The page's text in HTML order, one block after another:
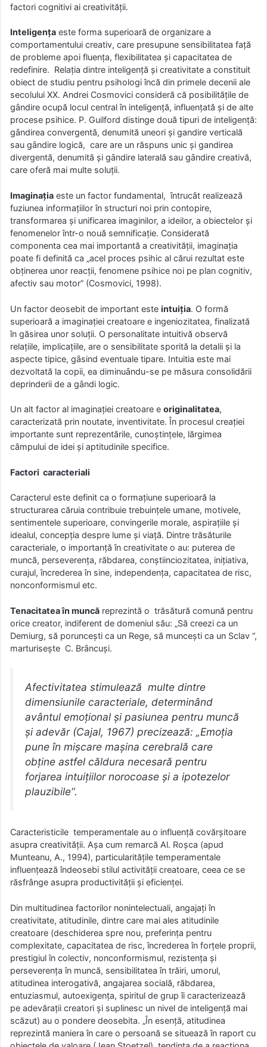
factori cognitivi ai creativităţii.
Inteligenţa este forma superioară de organizare a
comportamentului creativ, care presupune sensibilitatea faţă
de probleme apoi fluenţa, flexibilitatea şi capacitatea de
redefinire. Relația dintre inteligențӑ și creativitate a constituit
obiect de studiu pentru psihologi încӑ din primele decenii ale
secolului XX. Andrei Cosmovici considerӑ cӑ posibilitӑțile de
gȃndire ocupӑ locul central în inteligențӑ, influențatӑ și de alte
procese psihice. P. Guilford distinge douӑ tipuri de inteligențӑ:
gȃndirea convergentӑ, denumitӑ uneori și gandire verticalӑ
sau gȃndire logicӑ, care are un rӑspuns unic și gandirea
divergentӑ, denumitӑ și gȃndire lateralӑ sau gȃndire creativӑ,
care oferӑ mai multe soluții.
Imaginaţia este un factor fundamental, întrucât realizează
fuziunea informaţiilor în structuri noi prin contopire,
transformarea şi unificarea imaginilor, a ideilor, a obiectelor şi
fenomenelor într-o nouă semnificaţie. Consideratӑ
componenta cea mai importantӑ a creativitӑții, imaginația
poate fi definitӑ ca „acel proces psihic al cӑrui rezultat este
obținerea unor reacții, fenomene psihice noi pe plan cognitiv,
afectiv sau motor” (Cosmovici, 1998).
Un factor deosebit de important este intuiţia. O formӑ
superioară a imaginaţiei creatoare e ingeniozitatea, finalizată
în găsirea unor soluţii. O personalitate intuitivӑ observӑ
relațiile, implicațiile, are o sensibilitate sporitӑ la detalii și la
aspecte tipice, gȃsind eventuale tipare. Intuitia este mai
dezvoltatӑ la copii, ea diminuȃndu-se pe mӑsura consolidӑrii
deprinderii de a gȃndi logic.
Un alt factor al imaginaţiei creatoare e originalitatea,
caracterizată prin noutate, inventivitate. În procesul creaţiei
importante sunt reprezentările, cunoştinţele, lărgimea
câmpului de idei şi aptitudinile specifice.
Factori caracteriali
Caracterul este definit ca o formațiune superioarӑ la
structurarea cӑruia contribuie trebuințele umane, motivele,
sentimentele superioare, convingerile morale, aspirațiile și
idealul, concepția despre lume și viațӑ. Dintre trӑsӑturile
caracteriale, o importanțӑ în creativitate o au: puterea de
muncӑ, perseverența, rӑbdarea, conștiinciozitatea, inițiativa,
curajul, încrederea în sine, independența, capacitatea de risc,
nonconformismul etc.
Tenacitatea în muncӑ reprezintӑ o trӑsӑturӑ comunӑ pentru
orice creator, indiferent de domeniul sӑu: „Sӑ creezi ca un
Demiurg, sӑ poruncești ca un Rege, sӑ muncești ca un Sclav “,
marturisește C. Brȃncuși.
Afectivitatea stimulează multe dintre
dimensiunile caracteriale, determinând
avântul emoțional și pasiunea pentru muncă
și adevăr (Cajal, 1967) precizează: „Emoția
pune în mișcare mașina cerebrală care
obține astfel căldura necesară pentru
forjarea intuițiilor norocoase și a ipotezelor
plauzibile“.
Caracteristicile temperamentale au o influență covărșitoare
asupra creativității. Așa cum remarcă Al. Roșca (apud
Munteanu, A., 1994), particularitățile temperamentale
influențează îndeosebi stilul activității creatoare, ceea ce se
răsfrânge asupra productivității și eficienței.
Din multitudinea factorilor nonintelectuali, angajați în
creativitate, atitudinile, dintre care mai ales atitudinile
creatoare (deschiderea spre nou, preferința pentru
complexitate, capacitatea de risc, încrederea în forțele proprii,
prestigiul în colectiv, nonconformismul, rezistența și
perseverența în muncă, sensibilitatea în trăiri, umorul,
atitudinea interogativă, angajarea socială, răbdarea,
entuziasmul, autoexigenţa, spiritul de grup îi caracterizează
pe adevărații creatori și suplinesc un nivel de inteligență mai
scăzut) au o pondere deosebita. „În esență, atitudinea
reprezintă maniera în care o persoană se situează în raport cu